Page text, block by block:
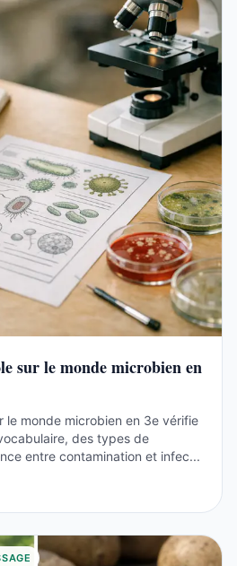
sur le monde microbien en
le monde microbien en 3e vérifie
des types de
entre contamination et infec...